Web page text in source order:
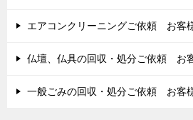
エアコンクリーニングご依頼 お客
仏壇、仏具の回収・処分ご依頼 お
一般ごみの回収・処分ご依頼 お客